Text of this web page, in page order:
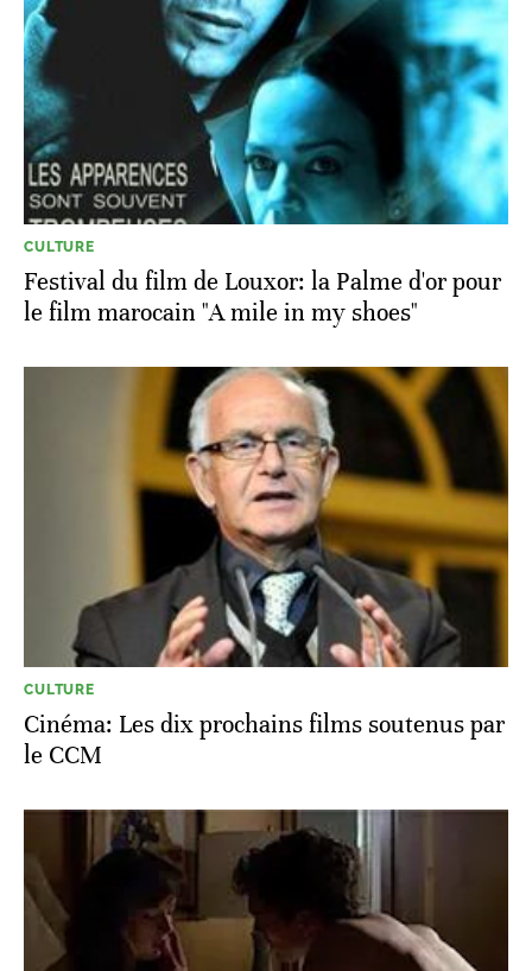
CULTURE
Festival du film de Louxor: la Palme d'or pour
le film marocain "A mile in my shoes"
CULTURE
Cinéma: Les dix prochains films soutenus par
le CCM